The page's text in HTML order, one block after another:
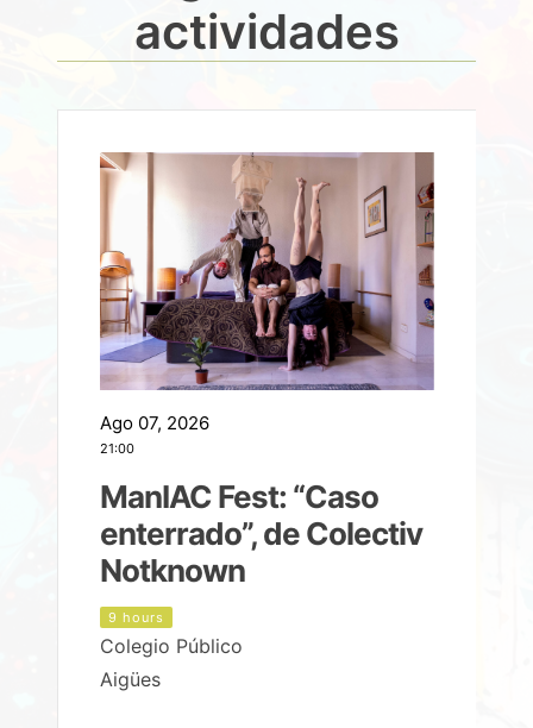
actividades
Ago 07, 2026
21:00
ManIAC Fest: “Caso
enterrado”, de Colectiv
Notknown
9 hours
Colegio Público
Aigües